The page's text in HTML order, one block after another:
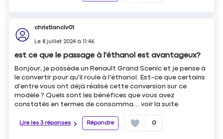
christianclv01
Le 8 juillet 2024à11:46
est ce que le passage à l'éthanol est avantageux?
Bonjour, je possède un Renault Grand Scenic et je pense à
le convertir pour qu'il roule à l'éthanol. Est-ce que certains
d'entre vous ont déjà réalisé cette conversion sur ce
modèle ? Quels sont les bénéfices que vous avez
constatés en termes de consomma...voir la suite
Lire les 3 réponses Répondre 0